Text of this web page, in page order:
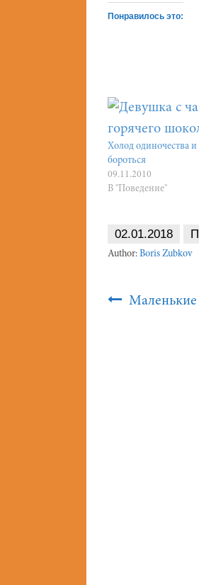
Понравилось это:
Холод одиночества
бороться
09.11.2010
В "Поведение"
02.01.2018
Author: Boris Zubkov
PostМаленькие